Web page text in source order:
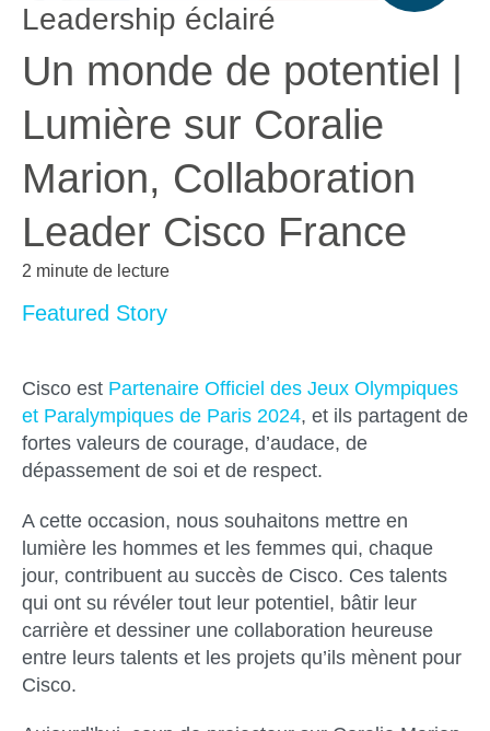
Leadership éclairé
Un monde de potentiel |
Lumière sur Coralie
Marion, Collaboration
Leader Cisco France
2 minute de lecture
Featured Story
Cisco est Partenaire Officiel des Jeux Olympiques
et Paralympiques de Paris 2024, et ils partagent de
fortes valeurs de courage, d’audace, de
dépassement de soi et de respect.
A cette occasion, nous souhaitons mettre en
lumière les hommes et les femmes qui, chaque
jour, contribuent au succès de Cisco. Ces talents
qui ont su révéler tout leur potentiel, bâtir leur
carrière et dessiner une collaboration heureuse
entre leurs talents et les projets qu’ils mènent pour
Cisco.